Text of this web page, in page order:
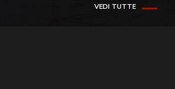
VEDI TUTTE